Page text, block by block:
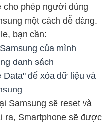
cho phép người dùng
một cách dễ dàng.
bạn cần:
của mình
danh sách
Data" để xóa dữ liệu và
Samsung sẽ reset và
ra, Smartphone sẽ được